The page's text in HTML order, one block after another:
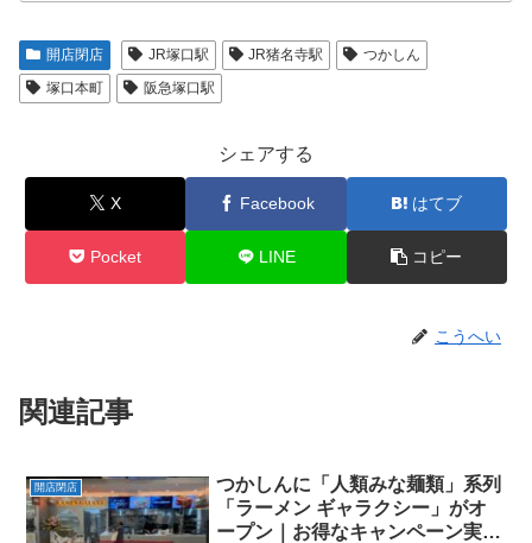
開店閉店 JR塚口駅 JR猪名寺駅
つかしん
塚口本町
阪急塚口駅
シェアする
X Facebook はてブ
Pocket LINE コピー
こうへい
関連記事
開店閉店
つかしんに「人類みな麺類」系列
「ラーメン ギャラクシー」がオ
ープン｜お得なキャンペーン実施